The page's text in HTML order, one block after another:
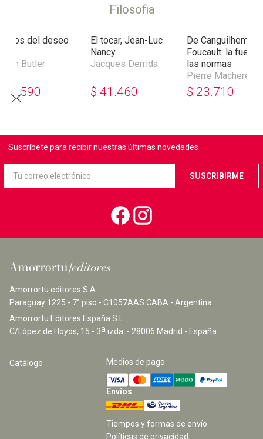
Filosofia
del deseo
Butler
43.590
El tocar, Jean-Luc
Nancy
Jacques Derrida
$ 41.460
De Canguilhem a
Foucault: la
las normas
Pierre Macherey
$ 23.710
Suscríbete para recibir nuestras últimas novedades
Amorrortu editores S.A.
Paraguay 1225 - 7° piso - C1057AAS CABA - Argentina
Amorrortu Editores España S.L.
C/López de Hoyos, 15 - 3a izda. - 28006 Madrid - España
Catálogo Medios de pago
Envíos
Tiempos y formas de envío
Políticas de privacidad